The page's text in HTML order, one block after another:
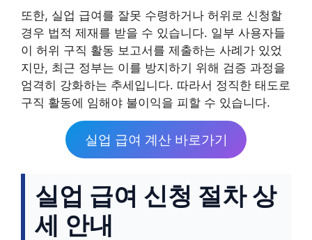
또한, 실업 급여를 잘못 수령하거나 허위로 신청할
경우 법적 제재를 받을 수 있습니다. 일부 사용자들
이 허위 구직 활동 보고서를 제출하는 사례가 있었
지만, 최근 정부는 이를 방지하기 위해 검증 과정을
엄격히 강화하는 추세입니다. 따라서 정직한 태도로
구직 활동에 임해야 불이익을 피할 수 있습니다.
실업 급여 계산 바로가기
실업 급여 신청 절차 상
세 안내